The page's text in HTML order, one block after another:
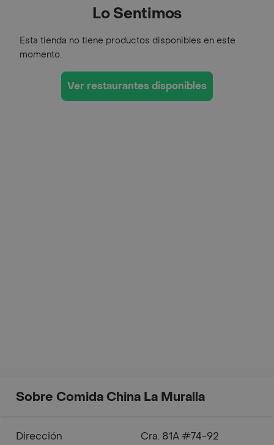
Lo Sentimos
Esta tienda no tiene productos disponibles en este
momento.
Ver restaurantes disponibles
Sobre Comida China La Muralla
Dirección Cra. 81A #74-92